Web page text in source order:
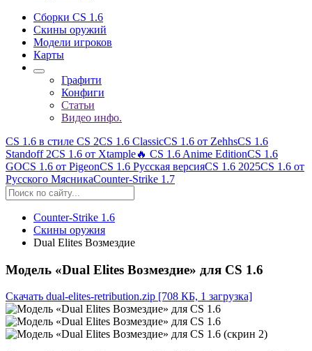
Сборки CS 1.6
Скины оружий
Модели игроков
Карты
Графити
Конфиги
Статьи
Видео инфо.
CS 1.6 в стиле CS 2CS 1.6 ClassicCS 1.6 от ZehhsCS 1.6
Standoff 2CS 1.6 от Xtample🔥 CS 1.6 Anime EditionCS 1.6
GOCS 1.6 от PigeonCS 1.6 Русская версияCS 1.6 2025CS 1.6 от
Русского МясникаCounter-Strike 1.7
Counter-Strike 1.6
Скины оружия
Dual Elites Возмездие
Модель «Dual Elites Возмездие» для CS 1.6
Скачать dual-elites-retribution.zip [708 КБ, 1 загрузка]